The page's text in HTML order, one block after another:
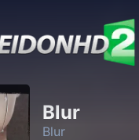
Blur
Blur